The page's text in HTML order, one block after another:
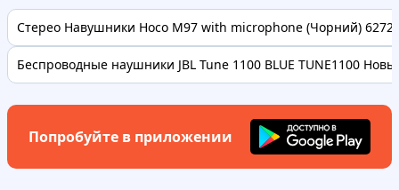
Стерео Навушники Hoco M97 with microphone (Чорний)
Беспроводные наушники JBL Tune 1100 BLUE TUNE1100
Попробуйте в приложении